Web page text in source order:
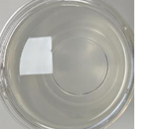
专用